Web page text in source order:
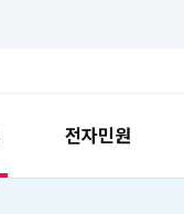
전자민원